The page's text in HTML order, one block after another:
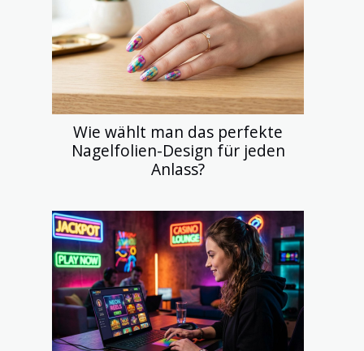
Wie wählt man das perfekte
Nagelfolien-Design für jeden
Anlass?